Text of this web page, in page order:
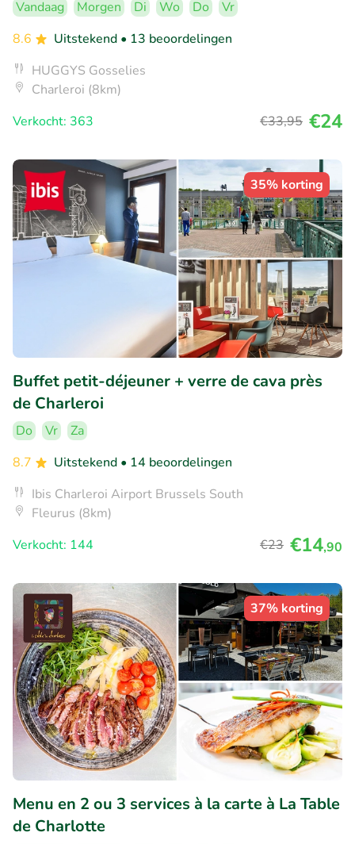
Vandaag Morgen Di Wo Do
Vr
8.6
Uitstekend • 13 beoordelingen
HUGGYS Gosselies
Charleroi (8km)
Verkocht: 363
€33,95 €24
35% korting
Buffet petit-déjeuner + verre de cava près
de Charleroi
Do Vr
Za
8.7
Uitstekend • 14 beoordelingen
Ibis Charleroi Airport Brussels South
Fleurus (8km)
Verkocht: 144
€23 €14,90
37% korting
Menu en 2 ou 3 services à la carte à La Table
de Charlotte